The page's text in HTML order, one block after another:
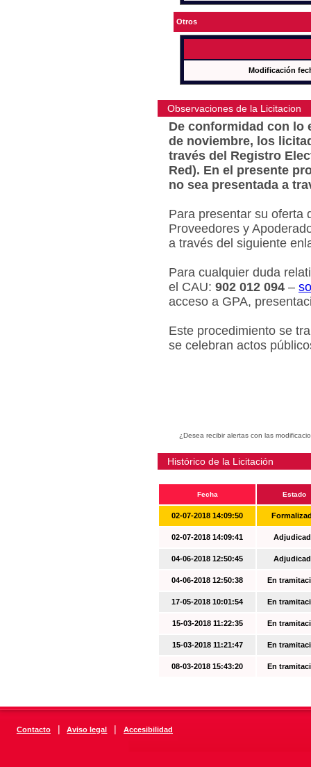
Otros
Modificación
Observaciones de la Licitacion
De conformidad con lo
de noviembre, los
través del Registro
Red). En el presente
no sea presentada a
Para presentar su oferta
Proveedores y
a través del siguiente
Para cualquier duda
el CAU: 902 012 094 –
acceso a GPA,
Este procedimiento se
se celebran actos
¿Desea recibir alertas con las
Histórico de la Licitación
Fecha Estado
02-07-2018 14:09:50
02-07-2018 14:09:41
04-06-2018 12:50:45
04-06-2018 12:50:38 En
17-05-2018 10:01:54 En
15-03-2018 11:22:35 En
15-03-2018 11:21:47 En
08-03-2018 15:43:20 En
Contacto | Aviso legal | Accesibilidad